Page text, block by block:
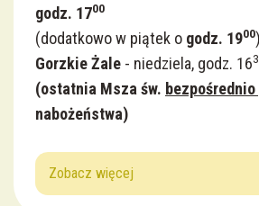
godz. 1700
(dodatkowo w piątek o godz. 1900)
Gorzkie Żale - niedziela, godz. 16
(ostatnia Msza św.
nabożeństwa)
Zobacz więcej